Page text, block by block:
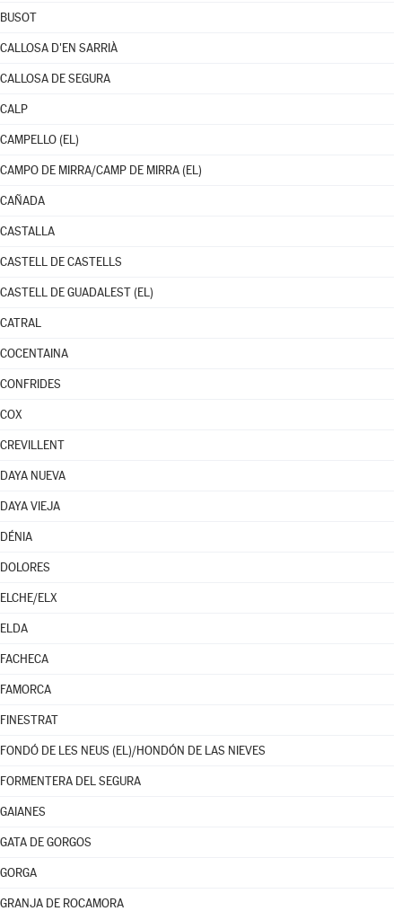
BUSOT
CALLOSA D'EN SARRIÀ
CALLOSA DE SEGURA
CALP
CAMPELLO (EL)
CAMPO DE MIRRA/CAMP DE MIRRA (EL)
CAÑADA
CASTALLA
CASTELL DE CASTELLS
CASTELL DE GUADALEST (EL)
CATRAL
COCENTAINA
CONFRIDES
COX
CREVILLENT
DAYA NUEVA
DAYA VIEJA
DÉNIA
DOLORES
ELCHE/ELX
ELDA
FACHECA
FAMORCA
FINESTRAT
FONDÓ DE LES NEUS (EL)/HONDÓN DE LAS NIEVES
FORMENTERA DEL SEGURA
GAIANES
GATA DE GORGOS
GORGA
GRANJA DE ROCAMORA